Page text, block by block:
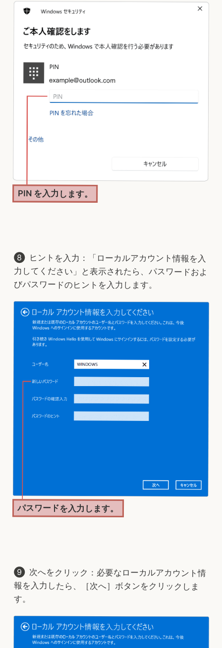
PIN を入力します。
ヒントを入力：「ローカルアカウント情報を入
力してください」と表示されたら、パスワードおよ
びパスワードのヒントを入力します。
パスワードを入力します。
次へをクリック：必要なローカルアカウント情
報を入力したら、［次へ］ボタンをクリックしま
す。